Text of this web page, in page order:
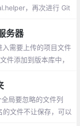
，再次进行 Git
务器
需要上传的项目文件
件添加到版本库中，
局要忽略的文件列
文件不让保存，可以